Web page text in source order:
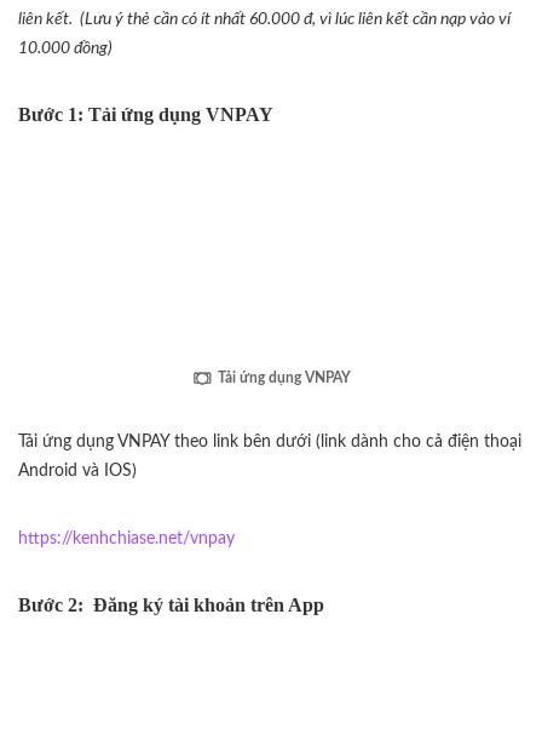
liên kết. (Lưu ý thẻ cần có ít nhất 60.000 đ, vì lúc liên kết cần nạp vào ví
10.000 đồng)
Bước 1: Tải ứng dụng VNPAY
Tải ứng dụng VNPAY
Tải ứng dụng VNPAY theo link bên dưới (link dành cho cả điện thoại
Android và IOS)
https://kenhchiase.net/vnpay
Bước 2: Đăng ký tài khoản trên App